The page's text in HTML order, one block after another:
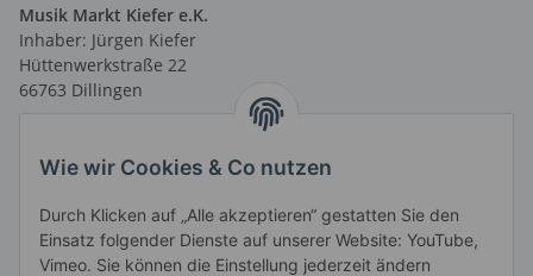
Wie wir Cookies & Co nutzen
Durch Klicken auf „Alle akzeptieren“ gestatten Sie den
Einsatz folgender Dienste auf unserer Website: YouTube,
Vimeo. Sie können die Einstellung jederzeit ändern
Musik Markt Kiefer e.K.
Inhaber: Jürgen Kiefer
Hüttenwerkstraße 22
66763 Dillingen
Telefax: 06831 9 66 58 41
Öffnungszeiten:
MO-FR 13.00 - 18.00 Uhr und